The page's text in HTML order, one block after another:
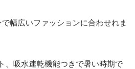
で幅広いファッションに合わせれま
、吸水速乾機能つきで暑い時期で